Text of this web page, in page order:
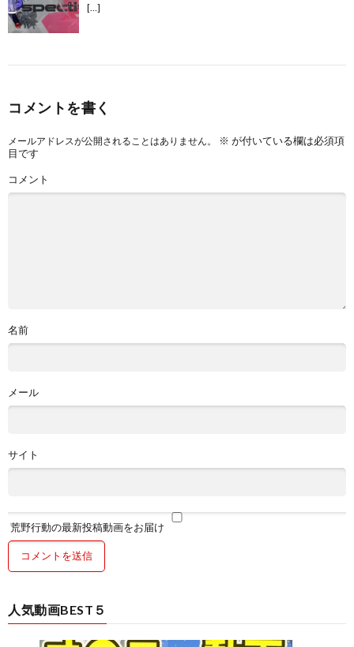
[…]
コメントを書く
メールアドレスが公開されることはありません。 ※ が付いている欄は必須項
目です
コメント
名前
メール
サイト
荒野行動の最新投稿動画をお届け
人気動画BEST５